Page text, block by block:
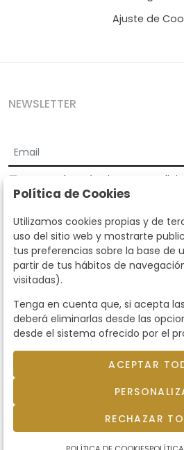
Ajuste de
NEWSLETTER
Acepto los Términos y
privacidad
Según la LOPD y disposiciones de
datos personales serán tratados por
finalidad de gestionar la relación
derechos de acceso, rectificación,
derechos en los términos establecidos
dirigiéndote a nosotros. Asimismo, nos
llamando al teléfono 915159584 o
info@subastassegre.es
Este sitio está protegido por reCAPTCHA
Términos de servicio de
© 2026
Desarrollado por Labelgrup
Política de Cookies
Utilizamos cookies propias y de
uso del sitio web y mostrarte
tus preferencias sobre la base de
partir de tus hábitos de
visitadas).
Tenga en cuenta que, si acepta
deberá eliminarlas desde las
desde el sistema ofrecido por el
ACEPTAR
RECHAZAR